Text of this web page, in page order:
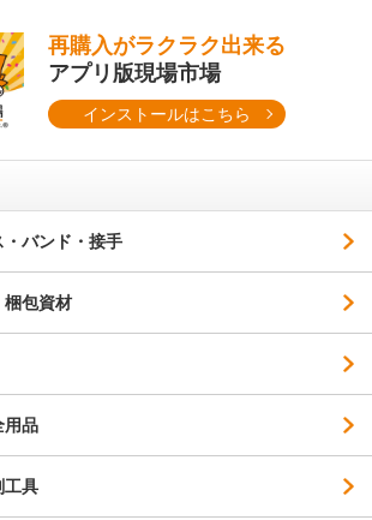
再購入がラクラク出来る
アプリ版現場市場
インストールはこちら
・バンド・接手
梱包資材
用品
工具